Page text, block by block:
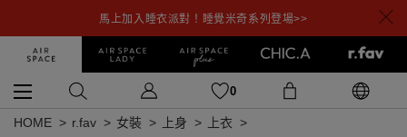
馬上加入睡衣派對！睡覺米奇系列登場>>
0
HOME r.fav 女裝 上身
上衣